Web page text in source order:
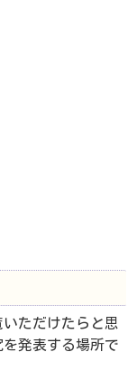
ただけたらと思
発表する場所で